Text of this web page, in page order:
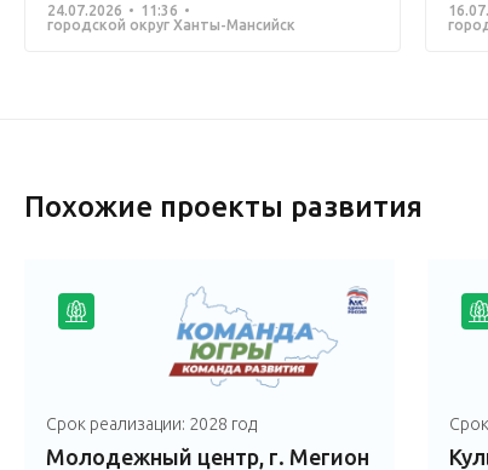
24.07.2026
11:36
городской округ Ханты-Мансийск
Похожие проекты развития
Срок реализации: 2028 год
Молодежный центр, г. Мегион